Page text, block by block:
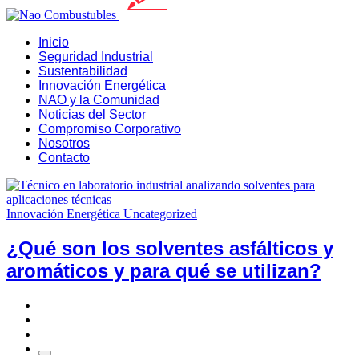
Inicio
Seguridad Industrial
Sustentabilidad
Innovación Energética
NAO y la Comunidad
Noticias del Sector
Compromiso Corporativo
Nosotros
Contacto
Innovación Energética Uncategorized
¿Qué son los solventes asfálticos y
aromáticos y para qué se utilizan?